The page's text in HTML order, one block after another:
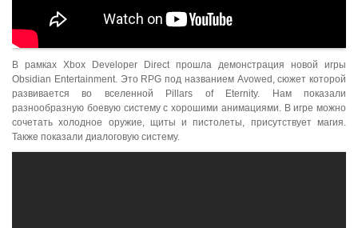
В рамках Xbox Developer Direct прошла демонстрация новой игры
Obsidian Entertainment. Это RPG под названием Avowed, сюжет которой
развивается во вселенной Pillars of Eternity. Нам показали
разнообразную боевую систему с хорошими анимациями. В игре можно
сочетать холодное оружие, щиты и пистолеты, присутствует магия.
Также показали диалоговую систему.